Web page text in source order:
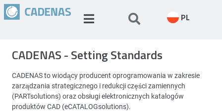
PL
CADENAS - Setting Standards
CADENAS to wiodący producent oprogramowania w zakresie
zarządzania strategicznego i redukcji części zamiennych
(PARTsolutions) oraz obsługi elektronicznych katalogów
produktów CAD (eCATALOGsolutions).